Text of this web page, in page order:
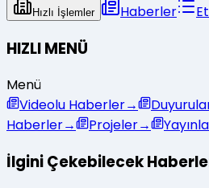
Hızlı İşlemler Haberler
HIZLI MENÜ
Menü
Videolu Haberler→
Haberler→ Projeler→
İlgini Çekebilecek